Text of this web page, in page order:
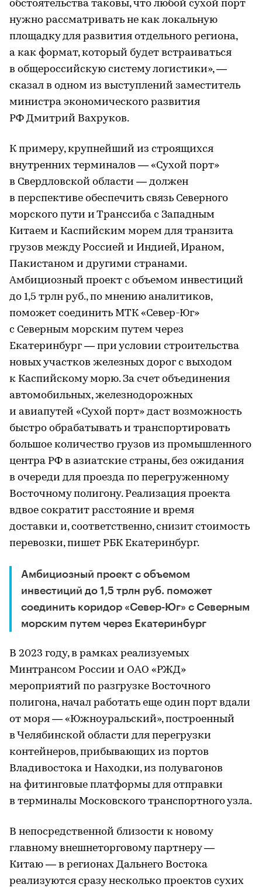
обстоятельства таковы, что любой сухой порт
нужно рассматривать не как локальную
площадку для развития отдельного региона,
а как формат, который будет встраиваться
в общероссийскую систему логистики», —
сказал в одном из выступлений заместитель
министра экономического развития
РФ Дмитрий Вахруков.
К примеру, крупнейший из строящихся
внутренних терминалов — «Сухой порт»
в Свердловской области — должен
в перспективе обеспечить связь Северного
морского пути и Транссиба с Западным
Китаем и Каспийским морем для транзита
грузов между Россией и Индией, Ираном,
Пакистаном и другими странами.
Амбициозный проект с объемом инвестиций
до 1,5 трлн руб., по мнению аналитиков,
поможет соединить МТК «Север-Юг»
с Северным морским путем через
Екатеринбург — при условии строительства
новых участков железных дорог с выходом
к Каспийскому морю. За счет объединения
автомобильных, железнодорожных
и авиапутей «Сухой порт» даст возможность
быстро обрабатывать и транспортировать
большое количество грузов из промышленного
центра РФ в азиатские страны, без ожидания
в очереди для проезда по перегруженному
Восточному полигону. Реализация проекта
вдвое сократит расстояние и время
доставки и, соответственно, снизит стоимость
перевозки, пишет РБК Екатеринбург.
Амбициозный проект с объемом
инвестиций до 1,5 трлн руб. поможет
соединить коридор «Север-Юг» с Северным
морским путем через Екатеринбург
В 2023 году, в рамках реализуемых
Минтрансом России и ОАО «РЖД»
мероприятий по разгрузке Восточного
полигона, начал работать еще один порт вдали
от моря — «Южноуральский», построенный
в Челябинской области для перегрузки
контейнеров, прибывающих из портов
Владивостока и Находки, из полувагонов
на фитинговые платформы для отправки
в терминалы Московского транспортного узла.
В непосредственной близости к новому
главному внешнеторговому партнеру —
Китаю — в регионах Дальнего Востока
реализуются сразу несколько проектов сухих